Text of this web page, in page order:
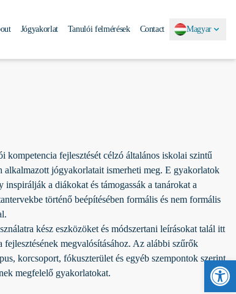
Jógyakorlat Tanulói felmérések Contact Magyar
kompetencia fejlesztését célzó általános iskolai szintű
alkalmazott jógyakorlatait ismerheti meg. E gyakorlatok
inspirálják a diákokat és támogassák a tanárokat a
történő beépítésében formális és nem formális
kész eszközöket és módszertani leírásokat talál itt
megvalósításához. Az alábbi szűrők
korcsoport, fókuszterület és egyéb szempontok szerint
megfelelő gyakorlatokat.